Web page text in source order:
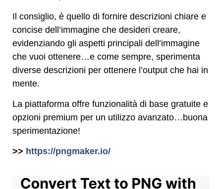
Il consiglio, è quello di fornire descrizioni chiare e
concise dell’immagine che desideri creare,
evidenziando gli aspetti principali dell’immagine
che vuoi ottenere…e come sempre, sperimenta
diverse descrizioni per ottenere l’output che hai in
mente.
La piattaforma offre funzionalità di base gratuite e
opzioni premium per un utilizzo avanzato…buona
sperimentazione!
>> https://pngmaker.io/